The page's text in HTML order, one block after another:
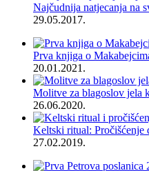
Najčudnija natjecanja na
29.05.2017.
Prva knjiga o
20.01.2021.
Molitve za blagoslov jela
26.06.2020.
Keltski ritual: Pročišćenje
27.02.2019.